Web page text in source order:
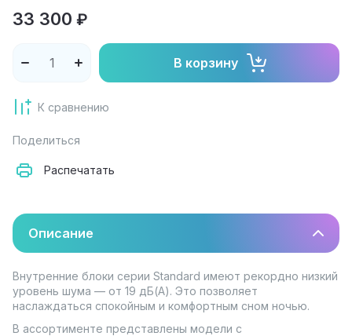
33 300 ₽
В корзину
К сравнению
Поделиться
Распечатать
Описание
Внутренние блоки серии Standard имеют рекордно низкий
уровень шума — от 19 дБ(А). Это позволяет
наслаждаться спокойным и комфортным сном ночью.
В ассортименте представлены модели с